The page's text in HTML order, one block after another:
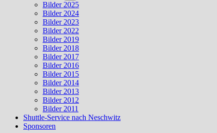
Bilder 2025
Bilder 2024
Bilder 2023
Bilder 2022
Bilder 2019
Bilder 2018
Bilder 2017
Bilder 2016
Bilder 2015
Bilder 2014
Bilder 2013
Bilder 2012
Bilder 2011
Shuttle-Service nach Neschwitz
Sponsoren